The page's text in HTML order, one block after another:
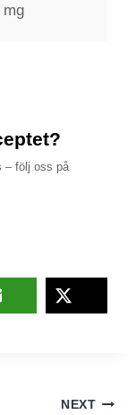
mg
– följ oss på
NEXT